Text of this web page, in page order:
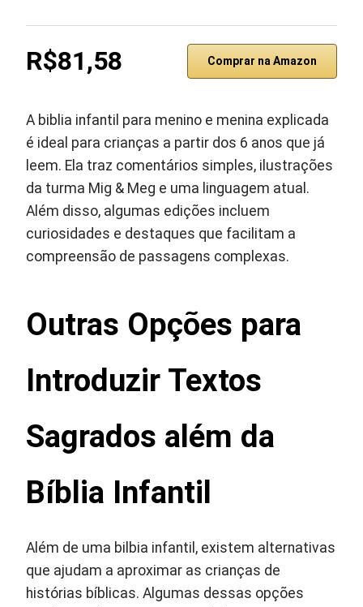
R$81,58 Comprar na Amazon
A biblia infantil para menino e menina explicada
é ideal para crianças a partir dos 6 anos que já
leem. Ela traz comentários simples, ilustrações
da turma Mig & Meg e uma linguagem atual.
Além disso, algumas edições incluem
curiosidades e destaques que facilitam a
compreensão de passagens complexas.
Outras Opções para
Introduzir Textos
Sagrados além da
Bíblia Infantil
Além de uma bilbia infantil, existem alternativas
que ajudam a aproximar as crianças de
histórias bíblicas. Algumas dessas opções